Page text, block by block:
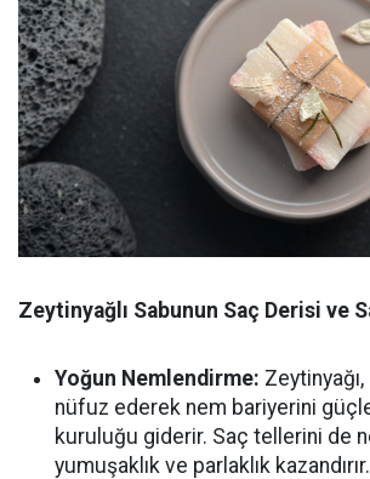
Zeytinyağlı Sabunun Saç Derisi ve
Yoğun Nemlendirme:
nüfuz ederek nem bariyerini
kuruluğu giderir. Saç tellerini de
yumuşaklık ve parlaklık kazandırır.